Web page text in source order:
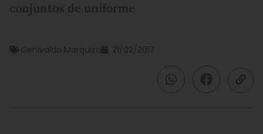
conjuntos de uniforme
Genivaldo Marquiza 21/02/2017